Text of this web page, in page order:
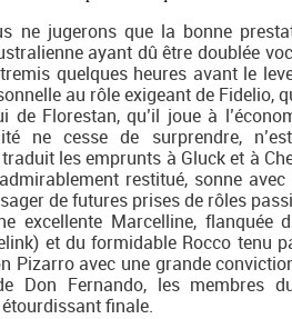
ne jugerons que la bonne
ayant dû être doublée
quelques heures avant le
au rôle exigeant de Fidelio,
de Florestan, qu’il joue à
ne cesse de surprendre,
les emprunts à Gluck et à
restitué, sonne
de futures prises de rôles
excellente Marcelline, flanquée
et du formidable Rocco tenu
Pizarro avec une grande
Don Fernando, les membres
finale.